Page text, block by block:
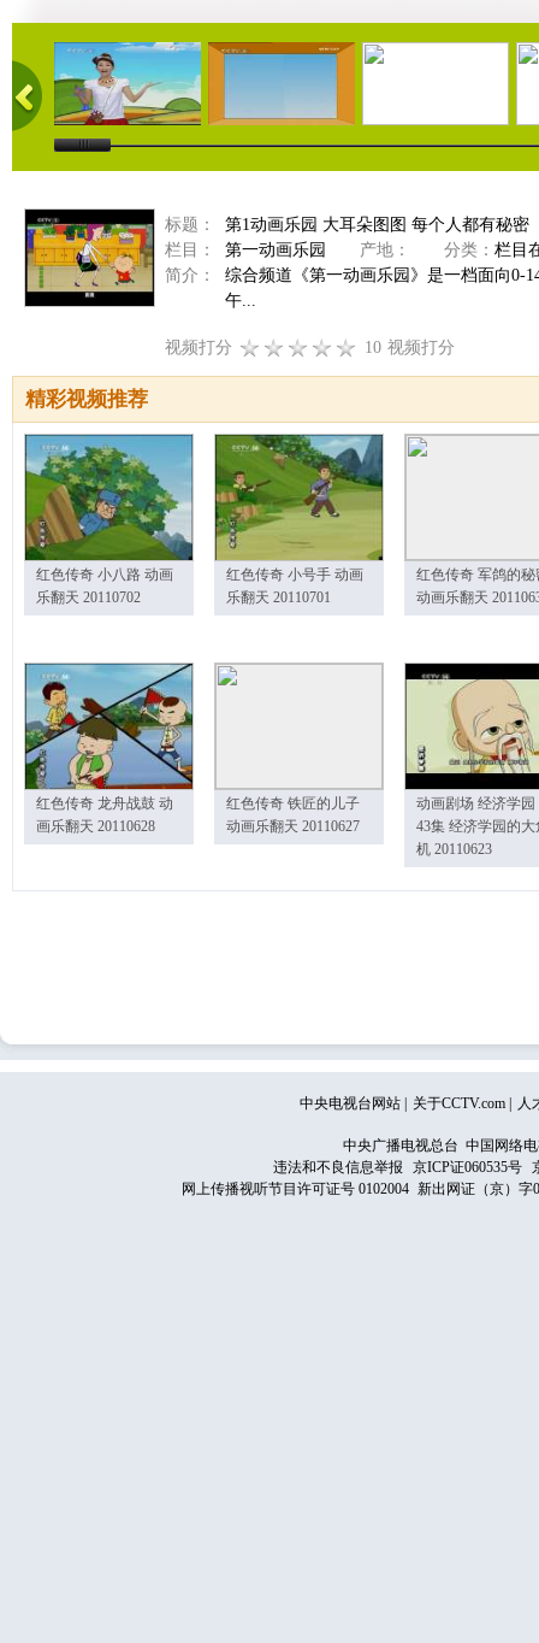
29:41 29:10 28:53
标题：
第1动画乐园 大耳朵图图 每个人都有秘密
栏目：
第一动画乐园 产地： 分类： 栏目
简介：
综合频道《第一动画乐园》是一档面向0-
午...
视频打分 10 视频打分
精彩视频推荐
红色传奇 小八路 动画
乐翻天 20110702
红色传奇 小号手 动画
乐翻天 20110701
红色传奇 军鸽的秘
动画乐翻天
红色传奇 龙舟战鼓 动
画乐翻天 20110628
红色传奇 铁匠的儿子
动画乐翻天 20110627
动画剧场 经济学园
43集 经济学园的大
机 20110623
中央电视台网站 关于CCTV.com 人
中央广播电视总台 中国网络
违法和不良信息举报
京ICP证060535号
网上传播视听节目许可证号 0102004 新出网证（京）